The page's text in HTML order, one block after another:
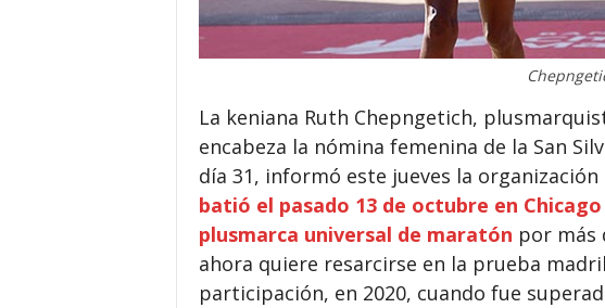
La keniana Ruth Chepngetich,
encabeza la nómina femenina de la San
día 31, informó este jueves la organización
batió el pasado 13 de octubre en
plusmarca universal de maratón por más
ahora quiere resarcirse en la prueba
participación, en 2020, cuando fue